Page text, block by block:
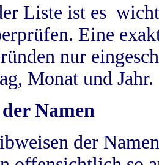
Liste ist es
Eine
nur
Monat und Jahr.
Namen
der